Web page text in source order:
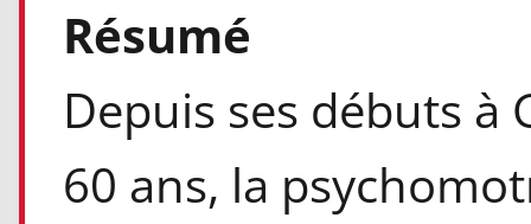
Résumé
Depuis ses débuts à
60 ans, la